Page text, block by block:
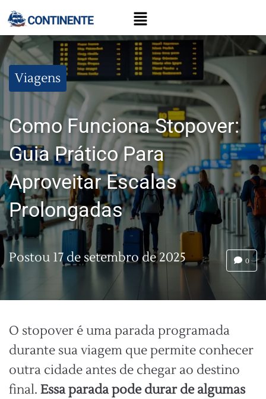
Viagens
Como Funciona Stopover:
Guia Prático Para
Aproveitar Escalas
Prolongadas
Postou 17 de setembro de 2025 0
O stopover é uma parada programada
durante sua viagem que permite conhecer
outra cidade antes de chegar ao destino
final. Essa parada pode durar de algumas